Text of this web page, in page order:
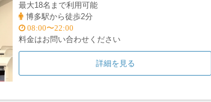
最大18名まで利用可能
博多駅から徒歩2分
08:00〜22:00
料金はお問い合わせください
詳細を見る